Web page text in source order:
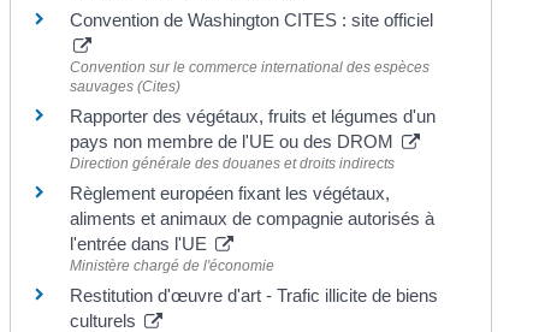
Convention de Washington CITES : site officiel
Convention sur le commerce international des espèces
sauvages (Cites)
Rapporter des végétaux, fruits et légumes d'un
pays non membre de l'UE ou des DROM
Direction générale des douanes et droits indirects
Règlement européen fixant les végétaux,
aliments et animaux de compagnie autorisés à
l'entrée dans l'UE
Ministère chargé de l'économie
Restitution d'œuvre d'art - Trafic illicite de biens
culturels